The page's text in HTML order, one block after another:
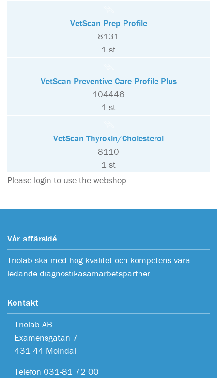
VetScan Prep Profile
8131
1 st
VetScan Preventive Care Profile Plus
104446
1 st
VetScan Thyroxin/Cholesterol
8110
1 st
Please login to use the webshop
Vår affärsidé
Triolab ska med hög kvalitet och kompetens vara
ledande diagnostikasamarbetspartner.
Kontakt
Triolab AB
Examensgatan 7
431 44 Mölndal
Telefon 031-81 72 00